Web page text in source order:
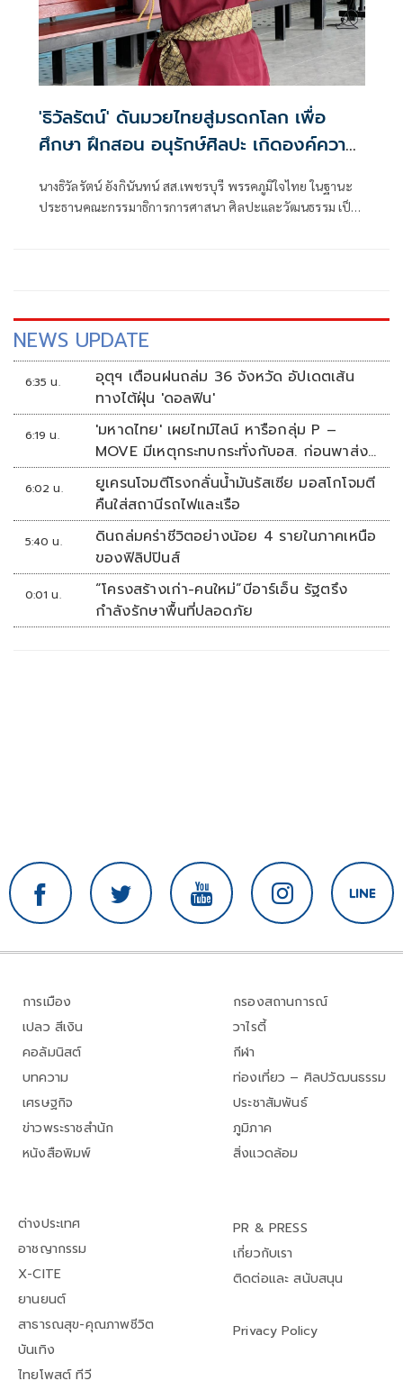
'ธิวัลรัตน์' ดันมวยไทยสู่มรดกโลก เพื่อ
ศึกษา ฝึกสอน อนุรักษ์ศิลปะ เกิดองค์ความ
นานาชาติ
นางธิวัลรัตน์ อังกินันทน์ สส.เพชรบุรี พรรคภูมิใจไทย ในฐานะ
ประธานคณะกรรมาธิการการศาสนา ศิลปะและวัฒนธรรม เป็น
NEWS UPDATE
6:35 น.
อุตุฯ เตือนฝนถล่ม 36 จังหวัด อัปเดตเส้น
ทางไต้ฝุ่น 'ดอลฟิน'
6:19 น.
'มหาดไทย' เผยไทม์ไลน์ หารือกลุ่ม P –
MOVE มีเหตุกระทบกระทั่งกับอส. ก่อนพาส่ง
ขึ้นรถกลับ
6:02 น.
ยูเครนโจมตีโรงกลั่นน้ำมันรัสเซีย มอสโกโจมตี
คืนใส่สถานีรถไฟและเรือ
5:40 น.
ดินถล่มคร่าชีวิตอย่างน้อย 4 รายในภาคเหนือ
ของฟิลิปปินส์
0:01 น.
“โครงสร้างเก่า-คนใหม่”บีอาร์เอ็น รัฐตรึง
กำลังรักษาพื้นที่ปลอดภัย
การเมือง
เปลว สีเงิน
คอลัมนิสต์
บทความ
เศรษฐกิจ
ข่าวพระราชสำนัก
หนังสือพิมพ์
กรองสถานการณ์
วาไรตี้
กีฬา
ท่องเที่ยว – ศิลปวัฒนธรรม
ประชาสัมพันธ์
ภูมิภาค
สิ่งแวดล้อม
ต่างประเทศ
อาชญากรรม
X-CITE
ยานยนต์
สาธารณสุข-คุณภาพชีวิต
บันเทิง
ไทยโพสต์ ทีวี
PR & PRESS
เกี่ยวกับเรา
ติดต่อและ สนับสนุน
Privacy Policy